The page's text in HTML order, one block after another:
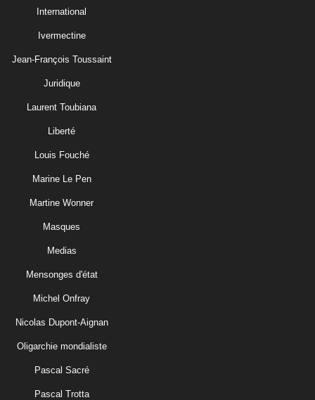
International
Ivermectine
Jean-François Toussaint
Juridique
Laurent Toubiana
Liberté
Louis Fouché
Marine Le Pen
Martine Wonner
Masques
Medias
Mensonges d'état
Michel Onfray
Nicolas Dupont-Aignan
Oligarchie mondialiste
Pascal Sacré
Pascal Trotta